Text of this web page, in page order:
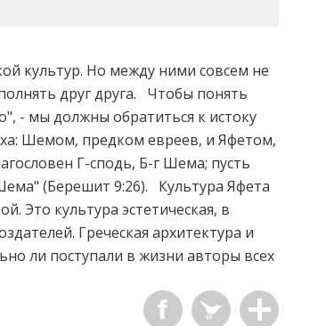
культур. Но между ними совсем не
друг друга. Чтобы понять
- мы должны обратиться к истоку
Шемом, предком евреев, и Яфетом,
Г-сподь, Б-г Шема; пусть
(Берешит 9:26). Культура Яфета
Это культура эстетическая, в
Греческая архитектура и
ли поступали в жизни авторы всех